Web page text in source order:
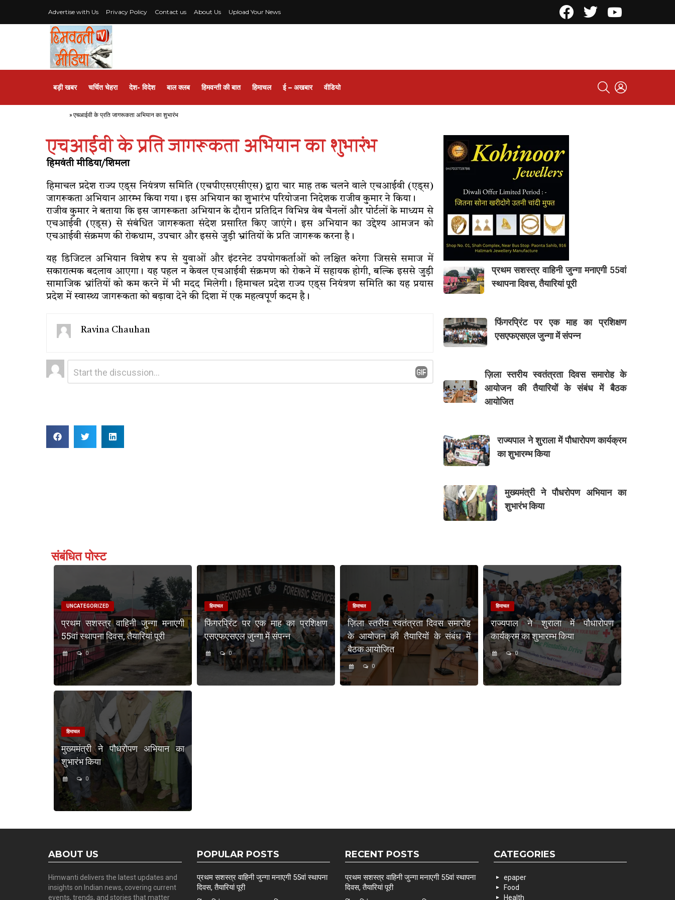
Advertise with Us Privacy Policy Contact us About Us Upload Your News
बड़ी खबर चर्चित चेहरा देश- विदेश बाल क्लब हिमवन्ती की बात हिमाचल ई – अखबार वीडियो
SEARCH
» एचआईवी के प्रति जागरूकता अभियान का शुभारंभ
एचआईवी के प्रति जागरूकता अभियान का शुभारंभ
हिमवंती मीडिया/शिमला
हिमाचल प्रदेश राज्य एड्स नियंत्रण समिति (एचपीएसएसीएस) द्वारा चार माह तक चलने वाले एचआईवी (एड्स)
जागरूकता अभियान आरम्भ किया गया। इस अभियान का शुभारंभ परियोजना निदेशक राजीव कुमार ने किया।
राजीव कुमार ने बताया कि इस जागरूकता अभियान के दौरान प्रतिदिन विभिन्न वेब चैनलों और पोर्टलों के माध्यम से
एचआईवी (एड्स) से संबंधित जागरूकता संदेश प्रसारित किए जाएंगे। इस अभियान का उद्देश्य आमजन को
एचआईवी संक्रमण की रोकथाम, उपचार और इससे जुड़ी भ्रांतियों के प्रति जागरूक करना है।
यह डिजिटल अभियान विशेष रूप से युवाओं और इंटरनेट उपयोगकर्ताओं को लक्षित करेगा जिससे समाज में
सकारात्मक बदलाव आएगा। यह पहल न केवल एचआईवी संक्रमण को रोकने में सहायक होगी, बल्कि इससे जुड़ी
सामाजिक भ्रांतियों को कम करने में भी मदद मिलेगी। हिमाचल प्रदेश राज्य एड्स नियंत्रण समिति का यह प्रयास
प्रदेश में स्वास्थ्य जागरूकता को बढ़ावा देने की दिशा में एक महत्वपूर्ण कदम है।
Ravina Chauhan
Leave
a
प्रथम सशस्त्र वाहिनी जुन्गा मनाएगी 55वां
स्थापना दिवस, तैयारियां पूरी
फिंगरप्रिंट पर एक माह का प्रशिक्षण
एसएफएसएल जुन्गा में संपन्न
ज़िला स्तरीय स्वतंत्रता दिवस समारोह के
आयोजन की तैयारियों के संबंध में बैठक
आयोजित
राज्यपाल ने शुराला में पौधारोपण कार्यक्रम
का शुभारम्भ किया
मुख्यमंत्री ने पौधरोपण अभियान का
शुभारंभ किया
संबंधित पोस्ट
UNCATEGORIZED
प्रथम सशस्त्र वाहिनी जुन्गा मनाएगी
55वां स्थापना दिवस, तैयारियां पूरी
0
हिमाचल
फिंगरप्रिंट पर एक माह का प्रशिक्षण
एसएफएसएल जुन्गा में संपन्न
0
हिमाचल
ज़िला स्तरीय स्वतंत्रता दिवस समारोह
के आयोजन की तैयारियों के संबंध में
बैठक आयोजित
0
हिमाचल
राज्यपाल ने शुराला में पौधारोपण
कार्यक्रम का शुभारम्भ किया
0
हिमाचल
मुख्यमंत्री ने पौधरोपण अभियान का
शुभारंभ किया
0
ABOUT US
Himwanti delivers the latest updates and
insights on Indian news, covering current
events, trends, and stories that matter
POPULAR POSTS
प्रथम सशस्त्र वाहिनी जुन्गा मनाएगी 55वां स्थापना
दिवस, तैयारियां पूरी
RECENT POSTS
प्रथम सशस्त्र वाहिनी जुन्गा मनाएगी 55वां स्थापना
दिवस, तैयारियां पूरी
CATEGORIES
epaper
Food
Health